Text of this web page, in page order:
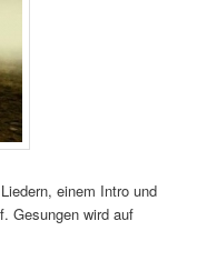
einem Intro und
Gesungen wird auf